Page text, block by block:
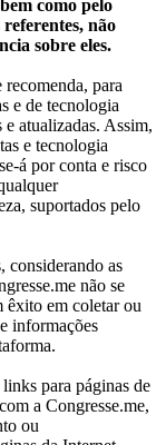
como pelo
não
sobre eles.
para
e de tecnologia
e atualizadas. Assim,
e tecnologia
á por conta e risco
suportados pelo
considerando as
não se
êxito em coletar ou
informações
para páginas de
a Congresse.me,
ou